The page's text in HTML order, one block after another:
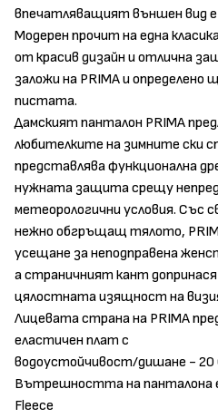
впечатляващият външен вид е
Модерен прочит на една
от красив дизайн и отлична
заложи на PRIMA и определено
пистата.
Дамският панталон PRIMA
любителките на зимните ски
представлява функционална
нужната защита срещу
метеорологични условия. Със
нежно обгръщащ тялото,
усещане за неподправена
а страничният кант
цялостната изящност на
Лицевата страна на PRIMA
еластичен плат с
водоустойчивост/дишане - 20
Вътрешността на панталона
Fleece